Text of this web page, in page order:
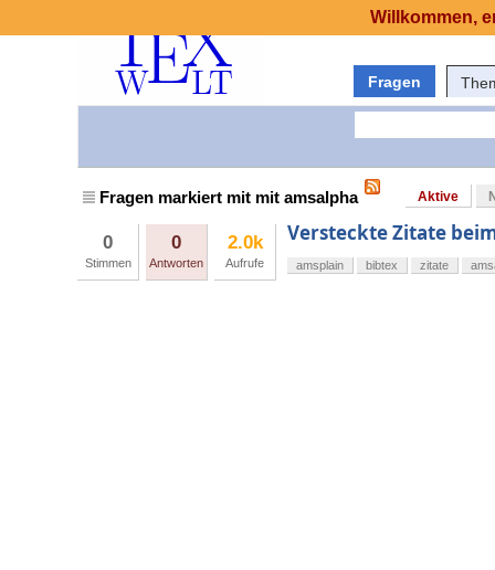
Fragen
Fragen markiert mit mit amsalpha Aktive
0
Stimmen
0
Antworten
2.0k
Aufrufe
Versteckte Zitate
amsplain bibtex zitate
Willkommen,